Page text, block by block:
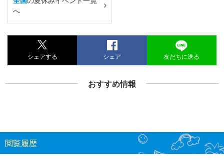
へ
シェアする シェア 友だちに送る
おすすめ情報
閲覧履歴